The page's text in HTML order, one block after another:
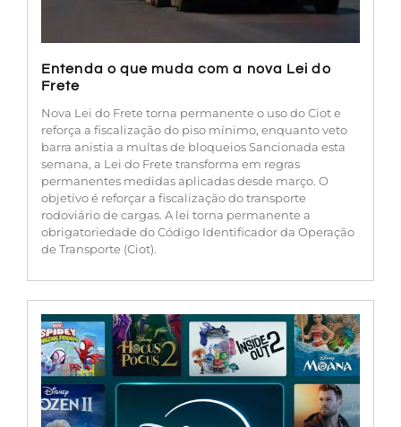
Entenda o que muda com a nova Lei do
Frete
Nova Lei do Frete torna permanente o uso do Ciot e
reforça a fiscalização do piso mínimo, enquanto veto
barra anistia a multas de bloqueios Sancionada esta
semana, a Lei do Frete transforma em regras
permanentes medidas aplicadas desde março. O
objetivo é reforçar a fiscalização do transporte
rodoviário de cargas. A lei torna permanente a
obrigatoriedade do Código Identificador da Operação
de Transporte (Ciot).